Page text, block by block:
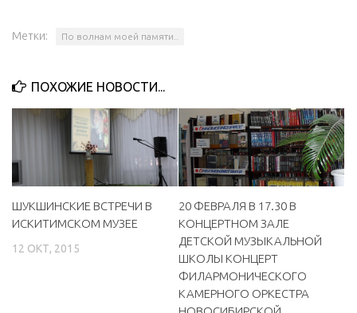
Контакты
Метки: По волнам моей памяти..
ПОХОЖИЕ НОВОСТИ...
ШУКШИНСКИЕ ВСТРЕЧИ В
ИСКИТИМСКОМ МУЗЕЕ
12 ОКТ, 2015
20 ФЕВРАЛЯ В 17.30 В
КОНЦЕРТНОМ ЗАЛЕ
ДЕТСКОЙ МУЗЫКАЛЬНОЙ
ШКОЛЫ КОНЦЕРТ
ФИЛАРМОНИЧЕСКОГО
КАМЕРНОГО ОРКЕСТРА